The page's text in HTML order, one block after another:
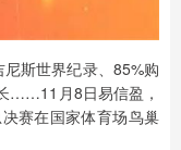
斯世界纪录、85%购
……11月8日易信盈，
赛在国家体育场鸟巢